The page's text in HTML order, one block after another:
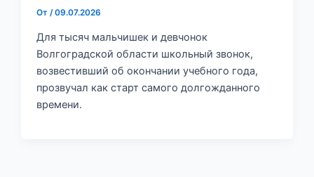
От /09.07.2026
Для тысяч мальчишек и девчонок
Волгоградской области школьный звонок,
возвестивший об окончании учебного года,
прозвучал как старт самого долгожданного
времени.